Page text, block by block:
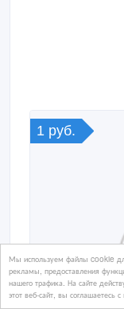
Мы используем файлы cookie
рекламы, предоставления
нашего трафика. На сайте
этот веб-сайт, вы
1 руб.